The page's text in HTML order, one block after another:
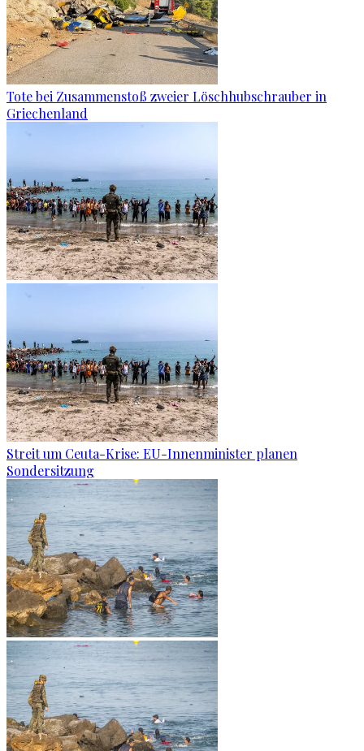
Tote bei Zusammenstoß zweier Löschhubschrauber in
Griechenland
Streit um Ceuta-Krise: EU-Innenminister planen
Sondersitzung